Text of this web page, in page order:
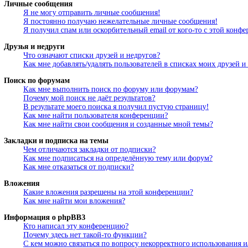
Личные сообщения
Я не могу отправить личные сообщения!
Я постоянно получаю нежелательные личные сообщения!
Я получил спам или оскорбительный email от кого-то с этой
Друзья и недруги
Что означают списки друзей и недругов?
Как мне добавлять/удалять пользователей в списках моих друзей и
Поиск по форумам
Как мне выполнить поиск по форуму или форумам?
Почему мой поиск не даёт результатов?
В результате моего поиска я получил пустую страницу!
Как мне найти пользователя конференции?
Как мне найти свои сообщения и созданные мной темы?
Закладки и подписка на темы
Чем отличаются закладки от подписки?
Как мне подписаться на определённую тему или форум?
Как мне отказаться от подписки?
Вложения
Какие вложения разрешены на этой конференции?
Как мне найти мои вложения?
Информация о phpBB3
Кто написал эту конференцию?
Почему здесь нет такой-то функции?
С кем можно связаться по вопросу некорректного